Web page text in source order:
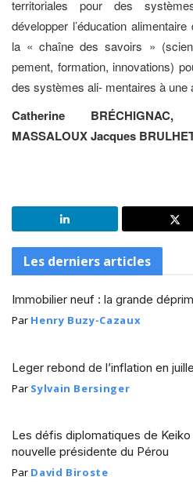
territoriales pour des
développer l’éducation
la « chaîne des savoirs »
pement, formation, innovations)
des systèmes ali- mentaires à une
Catherine
MASSALOUX Jacques
Les derniers articles
Immobilier neuf : la grande
Par Henry Buzy-Cazaux
Leger rebond de l’inflation en
Par Sylvain Bersinger
Les défis diplomatiques de Keiko
nouvelle présidente du Pérou
Par David Biroste